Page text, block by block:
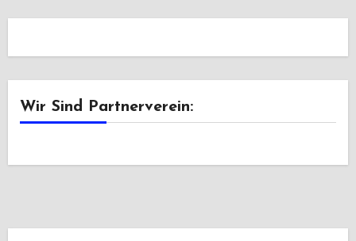
Wir Sind Partnerverein: